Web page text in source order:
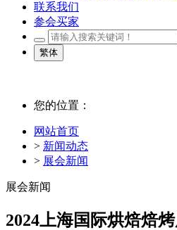
联系我们
参会买家
繁体
您的位置：
网站首页
> 新闻动态
> 展会新闻
展会新闻
2024上海国际烘焙焙